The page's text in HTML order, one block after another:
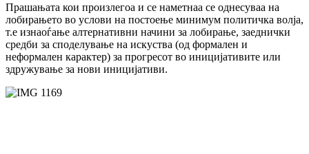
Прашањата кои произлегоа и се наметнаа се однесуваа на
лобирањето во услови на постоење минимум политичка волја,
т.е изнаоѓање алтернативни начини за лобирање, заеднички
средби за споделување на искуства (од формален и
неформален карактер) за прогресот во иницијативите или
здружување за нови иницијативи.